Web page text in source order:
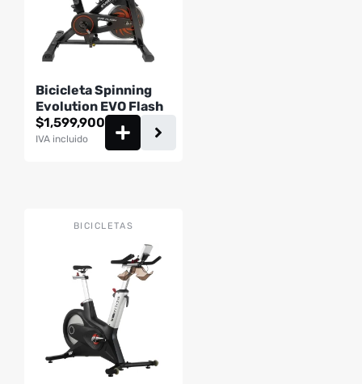
Bicicleta Spinning
Evolution EVO Flash
$1,599,900
IVA incluido
BICICLETAS